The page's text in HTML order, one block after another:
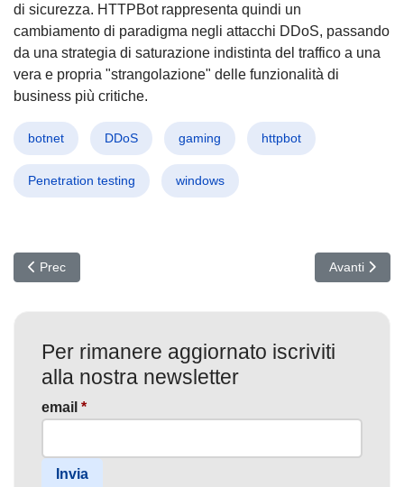
di sicurezza. HTTPBot rappresenta quindi un
cambiamento di paradigma negli attacchi DDoS, passando
da una strategia di saturazione indistinta del traffico a una
vera e propria "strangolazione" delle funzionalità di
business più critiche.
botnet DDoS gaming httpbot
Penetration testing windows
Articolo precedente: Remcos Fileless: Malware Invisibile
Prec Articolo
Avanti
Per rimanere aggiornato iscriviti
alla nostra newsletter
email *
Invia